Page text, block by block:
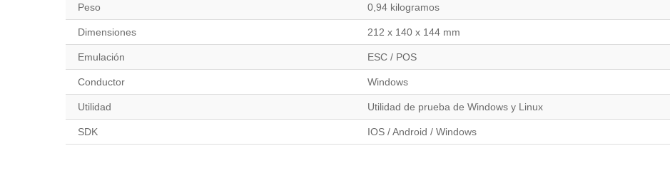
Peso 0,94 kilogramos
Dimensiones 212 x 140 x 144 mm
Emulación ESC / POS
Conductor Windows
Utilidad Utilidad de prueba de Windows y Linux
SDK IOS / Android / Windows